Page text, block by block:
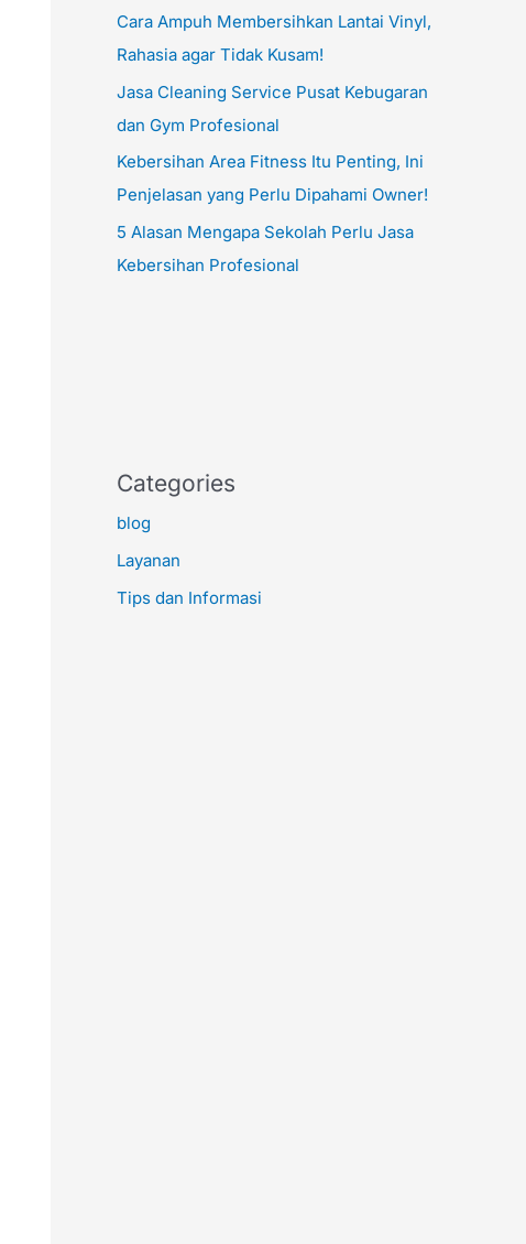
Cara Ampuh Membersihkan Lantai Vinyl,
Rahasia agar Tidak Kusam!
Jasa Cleaning Service Pusat Kebugaran
dan Gym Profesional
Kebersihan Area Fitness Itu Penting, Ini
Penjelasan yang Perlu Dipahami Owner!
5 Alasan Mengapa Sekolah Perlu Jasa
Kebersihan Profesional
Categories
blog
Layanan
Tips dan Informasi